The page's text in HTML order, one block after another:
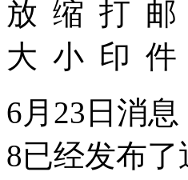
6月23日消
8已经发布